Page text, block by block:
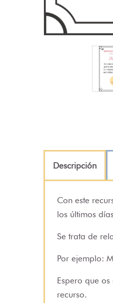
Descripción
Con este
los últimos
Se trata de
Por ejemplo:
Espero que
recurso.